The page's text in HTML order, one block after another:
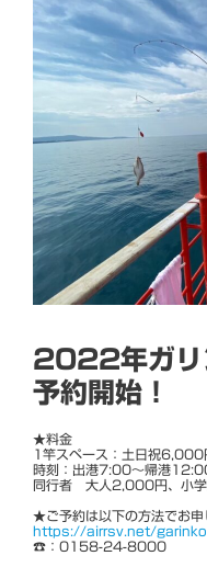
2022年ガリ
予約開始！
★料金
1竿スペース：土日祝6,000
時刻：出港7:00～帰港
同行者 大人2,000円、小
★ご予約は以下の方法でお申
https://airrsv.net/
☎：0158-24-8000